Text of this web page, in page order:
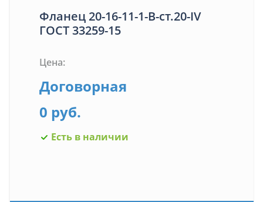
Фланец 20-16-11-1-B-ст.20-IV
ГОСТ 33259-15
Цена:
Договорная
0 руб.
Есть в наличии